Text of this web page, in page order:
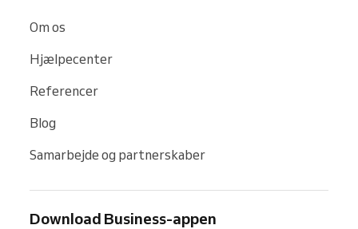
Om os
Hjælpecenter
Referencer
Blog
Samarbejde og partnerskaber
Download Business-appen